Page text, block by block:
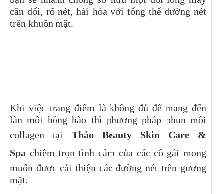
cân đối, rõ nét, hài hòa với tổng thể đường nét
trên khuôn mặt.
Khi việc trang điểm là không đủ để mang đến
làn môi hồng hào thì phương pháp phun môi
collagen tại Thảo Beauty Skin Care &
Spa chiếm trọn tình cảm của các cô gái mong
muốn được cải thiện các đường nét trên gương
mặt.